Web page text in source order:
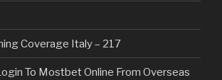
Coverage Italy – 217
To Mostbet Online From Overseas